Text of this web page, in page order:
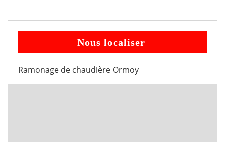
Nous localiser
Ramonage de chaudière Ormoy